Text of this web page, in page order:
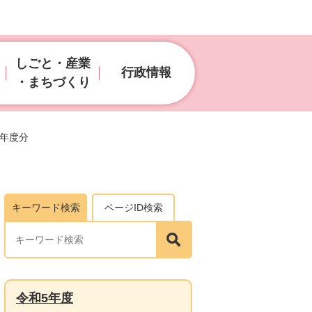
しごと・産業
・まちづくり
行政情報
度分
キーワード検索 ページID検索
令和5年度